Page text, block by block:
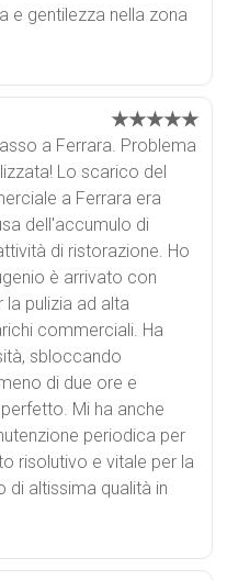
e gentilezza nella zona
★★★★★
a Ferrara. Problema
Lo scarico del
a Ferrara era
dell'accumulo di
di ristorazione. Ho
è arrivato con
pulizia ad alta
commerciali. Ha
sbloccando
di due ore e
Mi ha anche
periodica per
risolutivo e vitale per la
di altissima qualità in